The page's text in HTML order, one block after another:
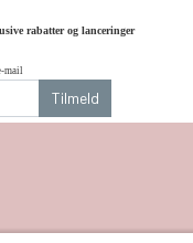
rabatter og lanceringer
mail
Tilmeld